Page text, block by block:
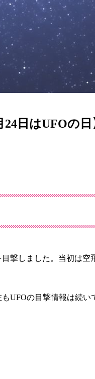
日はUFOの日
撃しました。当初は空
UFOの目撃情報は続い